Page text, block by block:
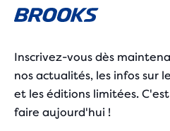
Inscrivez-vous dès
nos actualités, les infos sur
et les éditions limitées.
faire aujourd'hui !